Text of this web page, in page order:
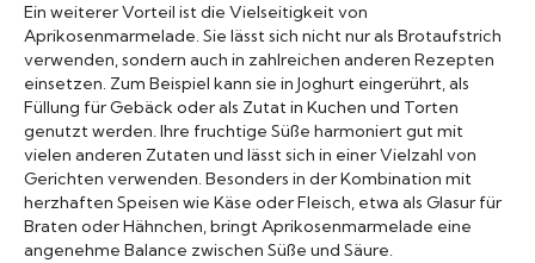
Ein weiterer Vorteil ist die Vielseitigkeit von
Aprikosenmarmelade. Sie lässt sich nicht nur als Brotaufstrich
verwenden, sondern auch in zahlreichen anderen Rezepten
einsetzen. Zum Beispiel kann sie in Joghurt eingerührt, als
Füllung für Gebäck oder als Zutat in Kuchen und Torten
genutzt werden. Ihre fruchtige Süße harmoniert gut mit
vielen anderen Zutaten und lässt sich in einer Vielzahl von
Gerichten verwenden. Besonders in der Kombination mit
herzhaften Speisen wie Käse oder Fleisch, etwa als Glasur für
Braten oder Hähnchen, bringt Aprikosenmarmelade eine
angenehme Balance zwischen Süße und Säure.